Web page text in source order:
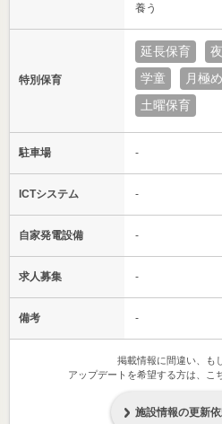
養う
特別保育
延長保育
学童
月極
土曜保育
駐車場 -
ICTシステム -
自家発電設備 -
求人募集 -
備考 -
掲載情報に間違い、も
アップデートを希望する方は、こ
施設情報の更新